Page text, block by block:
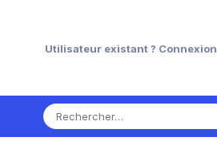
Utilisateur existant ? Connexion